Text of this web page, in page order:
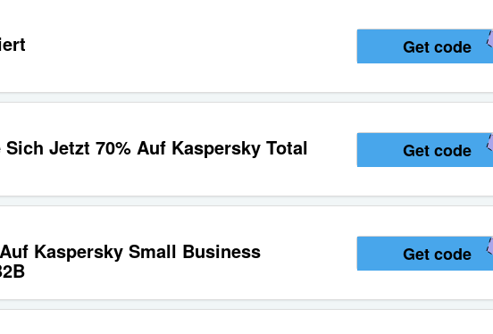
Get code
Jetzt 70% Auf Kaspersky Total Get code
Kaspersky Small Business Get code